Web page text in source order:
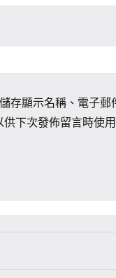
存顯示名稱、電子郵
供下次發佈留言時使用